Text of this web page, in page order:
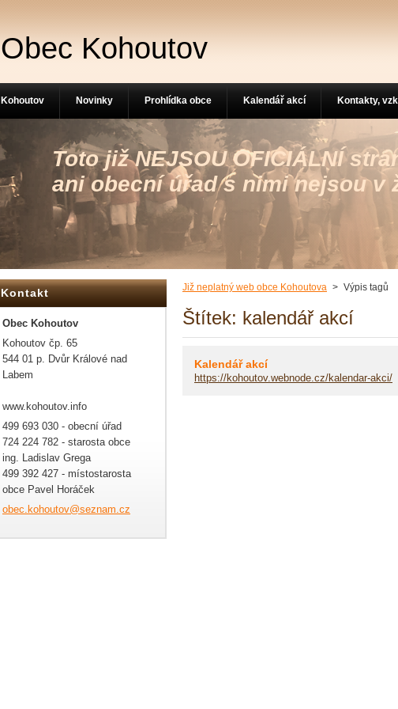
Obec Kohoutov
Toto již NEJSOU OFICIÁLNÍ
ani obecní úřad s nimi nejsou v
Již neplatný web obce Kohoutova > Výpis tagů
Štítek: kalendář akcí
Kalendář akcí
https://kohoutov.webnode.cz/kalendar-akci/
Kontakt
Obec Kohoutov
Kohoutov čp. 65
544 01 p. Dvůr Králové nad
Labem
www.kohoutov.info
499 693 030 - obecní úřad
724 224 782 - starosta obce
ing. Ladislav Grega
499 392 427 - místostarosta
obce Pavel Horáček
obec.kohoutov@seznam.cz
Kohoutov Novinky Prohlídka obce Kalendář akcí Kontakty,